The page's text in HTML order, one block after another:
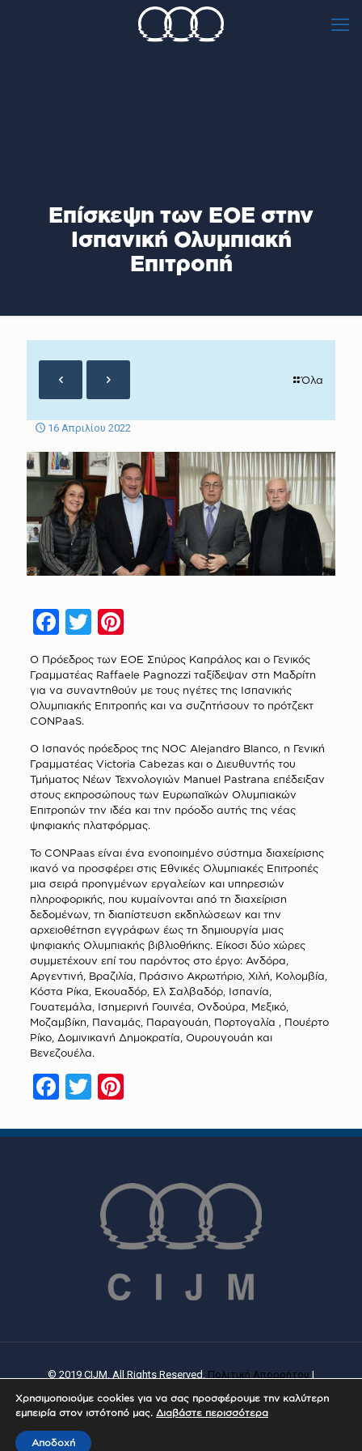
Eπίσκεψη των ΕΟΕ στην
Ισπανική Ολυμπιακή
Επιτροπή
Όλα
16 Απριλίου 2022
Facebook
TwitterPinterest
Ο Πρόεδρος των ΕΟΕ Σπύρος Καπράλος και ο Γενικός
Γραμματέας Raffaele Pagnozzi ταξίδεψαν στη Μαδρίτη
για να συναντηθούν με τους ηγέτες της Ισπανικής
Ολυμπιακής Επιτροπής και να συζητήσουν το πρότζεκτ
CONPaaS.
Ο Ισπανός πρόεδρος της NOC Alejandro Blanco, η Γενική
Γραμματέας Victoria Cabezas και ο Διευθυντής του
Τμήματος Νέων Τεχνολογιών Manuel Pastrana επέδειξαν
στους εκπροσώπους των Ευρωπαϊκών Ολυμπιακών
Επιτροπών την ιδέα και την πρόοδο αυτής της νέας
ψηφιακής πλατφόρμας.
Το CONPaas είναι ένα ενοποιημένο σύστημα διαχείρισης
ικανό να προσφέρει στις Εθνικές Ολυμπιακές Επιτροπές
μια σειρά προηγμένων εργαλείων και υπηρεσιών
πληροφορικής, που κυμαίνονται από τη διαχείριση
δεδομένων, τη διαπίστευση εκδηλώσεων και την
αρχειοθέτηση εγγράφων έως τη δημιουργία μιας
ψηφιακής Ολυμπιακής βιβλιοθήκης. Είκοσι δύο χώρες
συμμετέχουν επί του παρόντος στο έργο: Ανδόρα,
Αργεντινή, Βραζιλία, Πράσινο Ακρωτήριο, Χιλή, Κολομβία,
Κόστα Ρίκα, Εκουαδόρ, Ελ Σαλβαδόρ, Ισπανία,
Γουατεμάλα, Ισημερινή Γουινέα, Ονδούρα, Μεξικό,
Μοζαμβίκη, Παναμάς, Παραγουάη, Πορτογαλία , Πουέρτο
Ρίκο, Δομινικανή Δημοκρατία, Ουρουγουάη και
Βενεζουέλα.
Facebook
TwitterPinterest
© 2019 CIJM. All Rights Reserved. Πολιτική Απορρήτου |
Χρησιμοποιούμε cookies για να σας προσφέρουμε την καλύτερη
εμπειρία στον ιστότοπό μας. Διαβάστε περισσότερα
Αποδοχή